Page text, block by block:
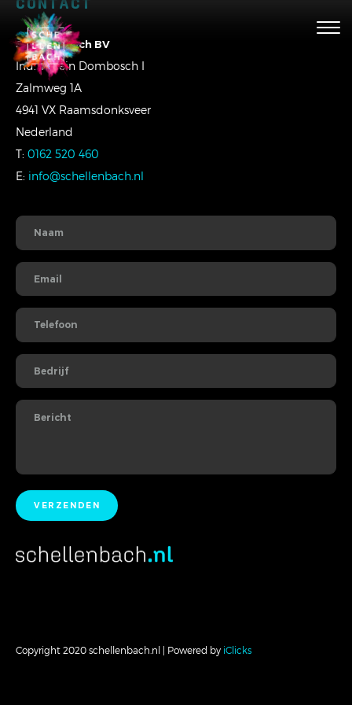
CONTACT
Schellenbach BV
Ind. Terrein Dombosch I
Zalmweg 1A
4941 VX Raamsdonksveer
Nederland
T: 0162 520 460
E: info@schellenbach.nl
Copyright 2020 schellenbach.nl | Powered by iClicks